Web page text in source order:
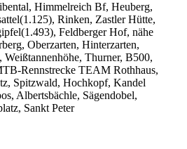
Himmelreich Bf, Heuberg,
Rinken, Zastler Hütte,
Feldberger Hof, nähe
Oberzarten, Hinterzarten,
Thurner, B500,
Rennstrecke TEAM Rothhaus,
Spitzwald, Hochkopf, Kandel
Albertsbächle, Sägendobel,
Sankt Peter